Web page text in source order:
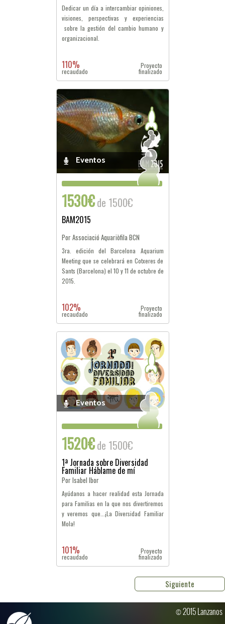
Dedicar un día a intercambiar opiniones,
visiones, perspectivas y experiencias
sobre la gestión del cambio humano y
organizacional.
110%
recaudado
Proyecto
finalizado
Eventos
1530€de 1500€
BAM2015
Por Associació Aquariòfila BCN
3ra. edición del Barcelona Aquarium
Meeting que se celebrará en Cotxeres de
Sants (Barcelona) el 10 y 11 de octubre de
2015.
102%
recaudado
Proyecto
finalizado
Eventos
1520€de 1500€
1ª Jornada sobre Diversidad
Familiar Háblame de mí
Por Isabel Ibor
Ayúdanos a hacer realidad esta Jornada
para Familias en la que nos divertiremos
y veremos que...¡La Diversidad Familiar
Mola!
101%
recaudado
Proyecto
finalizado
Siguiente
© 2015 Lanzanos